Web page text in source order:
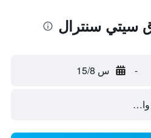
سيتي سنترال
- س 15/8